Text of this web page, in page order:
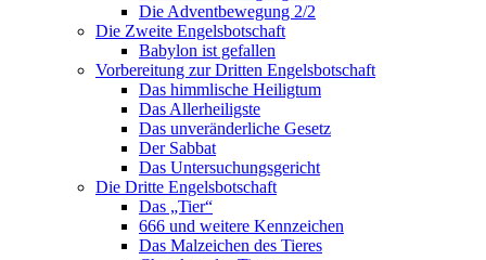
Die Adventbewegung 2/2
Die Zweite Engelsbotschaft
Babylon ist gefallen
Vorbereitung zur Dritten Engelsbotschaft
Das himmlische Heiligtum
Das Allerheiligste
Das unveränderliche Gesetz
Der Sabbat
Das Untersuchungsgericht
Die Dritte Engelsbotschaft
Das „Tier“
666 und weitere Kennzeichen
Das Malzeichen des Tieres